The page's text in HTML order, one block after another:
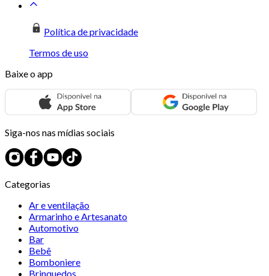
Política de privacidade
Termos de uso
Baixe o app
Siga-nos nas mídias sociais
Categorias
Ar e ventilação
Armarinho e Artesanato
Automotivo
Bar
Bebê
Bomboniere
Brinquedos